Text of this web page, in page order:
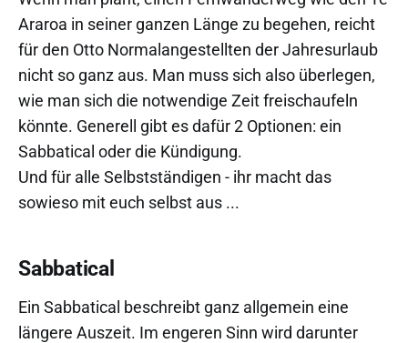
Araroa in seiner ganzen Länge zu begehen, reicht
für den Otto Normalangestellten der Jahresurlaub
nicht so ganz aus. Man muss sich also überlegen,
wie man sich die notwendige Zeit freischaufeln
könnte. Generell gibt es dafür 2 Optionen: ein
Sabbatical oder die Kündigung.
Und für alle Selbstständigen - ihr macht das
sowieso mit euch selbst aus ...
Sabbatical
Ein Sabbatical beschreibt ganz allgemein eine
längere Auszeit. Im engeren Sinn wird darunter